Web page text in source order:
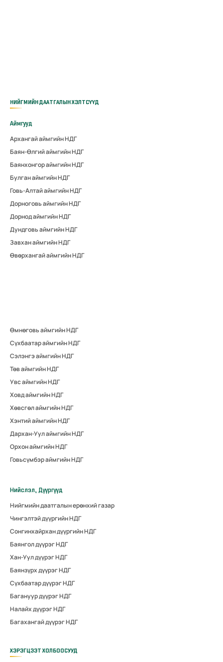
НИЙГМИЙН ДААТГАЛЫН ХЭЛТСҮҮД
Аймгууд
Архангай аймгийн НДГ
Баян-Өлгий аймгийн НДГ
Баянхонгор аймгийн НДГ
Булган аймгийн НДГ
Говь-Алтай аймгийн НДГ
Дорноговь аймгийн НДГ
Дорнод аймгийн НДГ
Дундговь аймгийн НДГ
Завхан аймгийн НДГ
Өвөрхангай аймгийн НДГ
Өмнөговь аймгийн НДГ
Сүхбаатар аймгийн НДГ
Сэлэнгэ аймгийн НДГ
Төв аймгийн НДГ
Увс аймгийн НДГ
Ховд аймгийн НДГ
Хөвсгөл аймгийн НДГ
Хэнтий аймгийн НДГ
Дархан-Уул аймгийн НДГ
Орхон аймгийн НДГ
Говьсүмбэр аймгийн НДГ
Нийслэл, Дүүргүүд
Нийгмийн даатгалын ерөнхий газар
Чингэлтэй дүүргийн НДГ
Сонгинхайрхан дүүргийн НДГ
Баянгол дүүрэг НДГ
Хан-Уул дүүрэг НДГ
Баянзүрх дүүрэг НДГ
Сүхбаатар дүүрэг НДГ
Багануур дүүрэг НДГ
Налайх дүүрэг НДГ
Багахангай дүүрэг НДГ
ХЭРЭГЦЭЭТ ХОЛБООСУУД